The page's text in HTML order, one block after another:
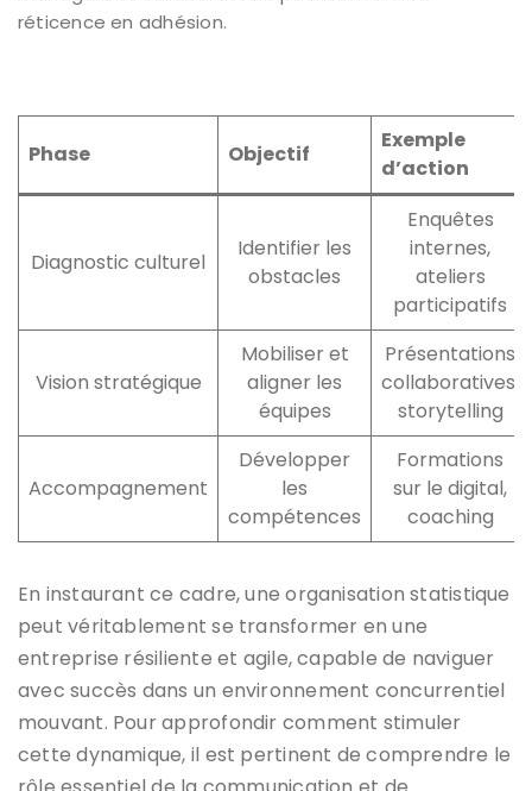
réticence en adhésion.
Phase Objectif
Exemple
d’action
Diagnostic culturel
Identifier les
obstacles
Enquêtes
internes,
ateliers
participatifs
Vision stratégique
Mobiliser et
aligner les
équipes
Présentations
collaboratives,
storytelling
Accompagnement
Développer
les
compétences
Formations
sur le digital,
coaching
En instaurant ce cadre, une organisation statistique
peut véritablement se transformer en une
entreprise résiliente et agile, capable de naviguer
avec succès dans un environnement concurrentiel
mouvant. Pour approfondir comment stimuler
cette dynamique, il est pertinent de comprendre le